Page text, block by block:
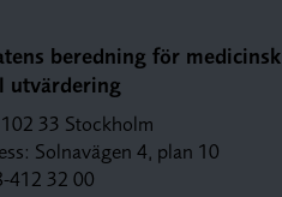
beredning för medicinsk
utvärdering
33 Stockholm
Solnavägen 4, plan 10
412 32 00